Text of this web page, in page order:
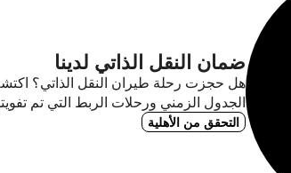
ضمان النقل الذاتي لدينا
هل حجزت رحلة طيران النقل الذاتي؟ اكتشف
الجدول الزمني ورحلات الربط التي تم
التحقق من الأهلية